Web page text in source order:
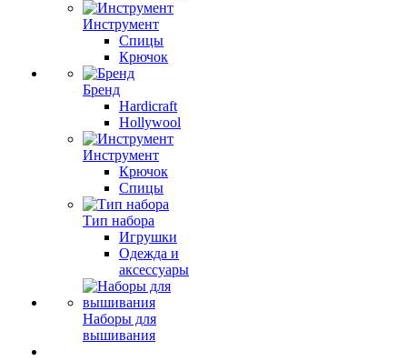
Инструмент
Спицы
Крючок
Бренд
Hardicraft
Hollywool
Инструмент
Крючок
Спицы
Тип набора
Игрушки
Одежда и
аксессуары
Наборы для
вышивания